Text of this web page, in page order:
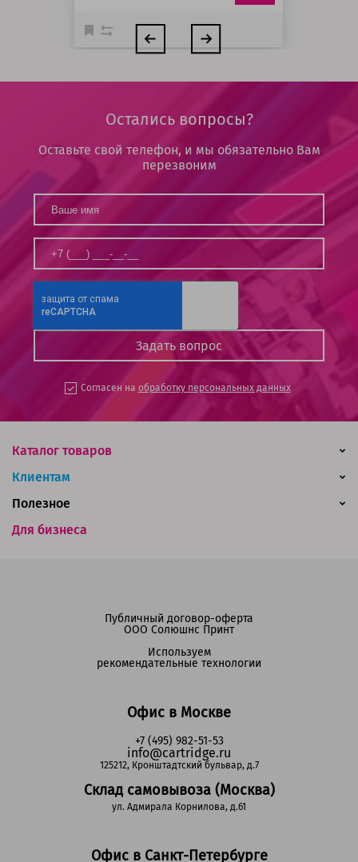
Остались вопросы?
Оставьте свой телефон, и мы обязательно Вам
перезвоним
Согласен на обработку персональных данных
Каталог товаров
Клиентам
Для бизнеса
Полезное
Офис в Москве
+7 (495) 982-51-53
info@cartridge.ru
125212, Кронштадтский бульвар, д.7
Склад самовывоза (Москва)
ул. Адмирала Корнилова, д.61
Офис в Санкт-Петербурге
Публичный договор-оферта
ООО Солюшнс Принт
Используем
рекомендательные технологии